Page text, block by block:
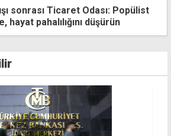
Net 61.677 TL, brüt